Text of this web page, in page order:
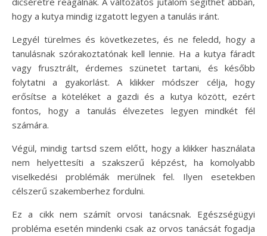
hogy a kutya mindig izgatott legyen a tanulás iránt.
Legyél türelmes és következetes, és ne feledd, hogy a
tanulásnak szórakoztatónak kell lennie. Ha a kutya fáradt
vagy frusztrált, érdemes szünetet tartani, és később
folytatni a gyakorlást. A klikker módszer célja, hogy
erősítse a köteléket a gazdi és a kutya között, ezért
fontos, hogy a tanulás élvezetes legyen mindkét fél
számára.
Végül, mindig tartsd szem előtt, hogy a klikker használata
nem helyettesíti a szakszerű képzést, ha komolyabb
viselkedési problémák merülnek fel. Ilyen esetekben
célszerű szakemberhez fordulni.
Ez a cikk nem számít orvosi tanácsnak. Egészségügyi
probléma esetén mindenki csak az orvos tanácsát fogadja